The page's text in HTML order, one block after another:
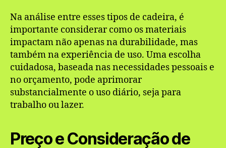
Na análise entre esses tipos de cadeira, é
importante considerar como os materiais
impactam não apenas na durabilidade, mas
também na experiência de uso. Uma escolha
cuidadosa, baseada nas necessidades pessoais e
no orçamento, pode aprimorar
substancialmente o uso diário, seja para
trabalho ou lazer.
Preço e Consideração de